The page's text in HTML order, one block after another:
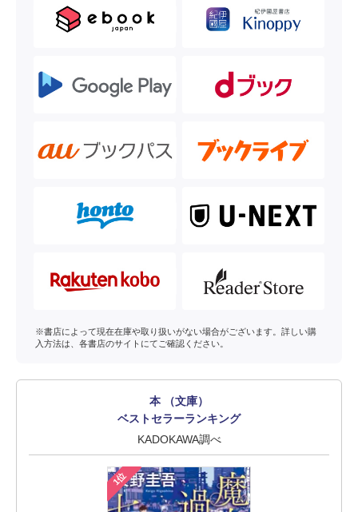
※書店によって現在在庫や取り扱いがない場合がございます。詳しい購
入方法は、各書店のサイトにてご確認ください。
本 （文庫）
ベストセラーランキング
KADOKAWA調べ
1位